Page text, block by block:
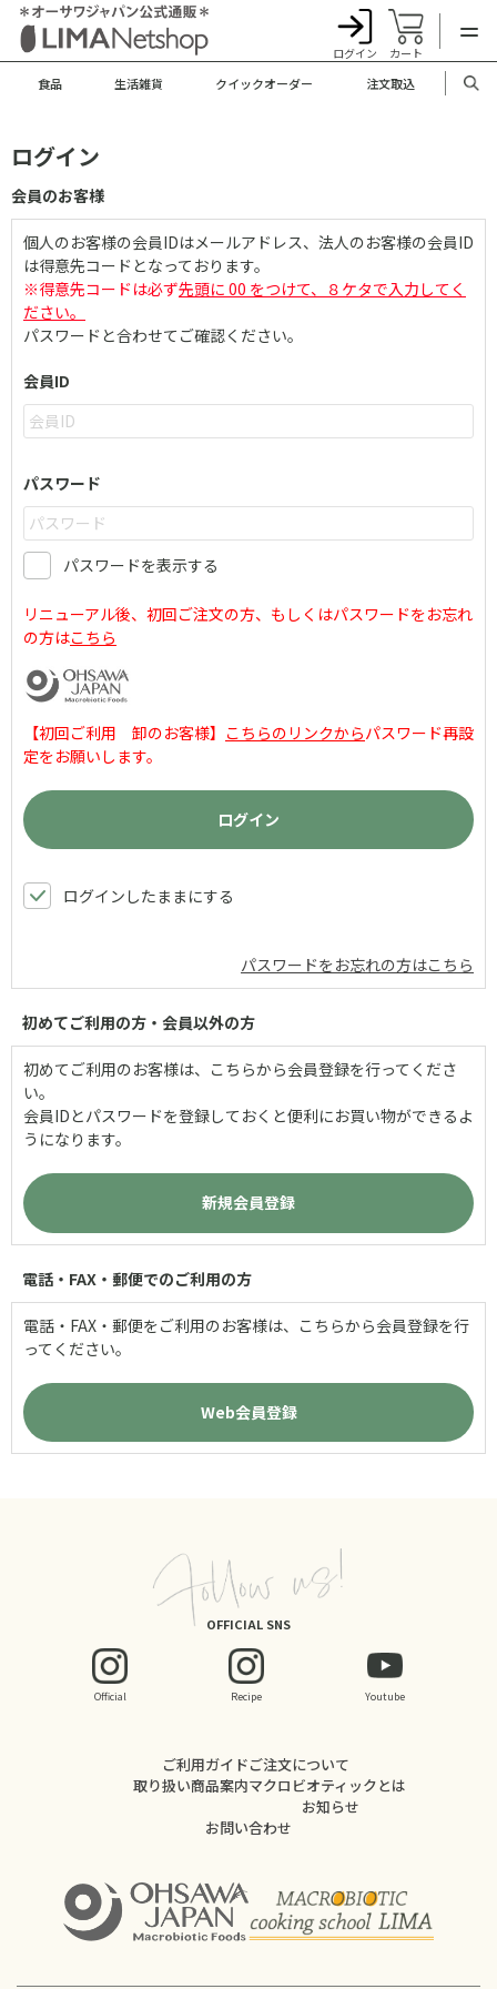
ログイン カート
食品 生活雑貨 クイックオーダー 注文取込
ログイン
会員のお客様
個人のお客様の会員IDはメールアドレス、法人のお客様の会員ID
は得意先コードとなっております。
※得意先コードは必ず先頭に 00 をつけて、８ケタで入力してく
ださい。
パスワードと合わせてご確認ください。
会員ID
パスワード
パスワードを表示する
リニューアル後、初回ご注文の方、もしくはパスワードをお忘れ
の方はこちら
【初回ご利用 卸のお客様】 こちらのリンクからパスワード再設
定をお願いします。
ログインしたままにする
パスワードをお忘れの方はこちら
初めてご利用の方・会員以外の方
初めてご利用のお客様は、こちらから会員登録を行ってくださ
い。
会員IDとパスワードを登録しておくと便利にお買い物ができるよ
うになります。
電話・FAX・郵便でのご利用の方
電話・FAX・郵便をご利用のお客様は、こちらから会員登録を行
ってください。
OFFICIAL SNS
Official Recipe Youtube
ご利用ガイドご注文について
取り扱い商品案内マクロビオティックとは
お知らせ
お問い合わせ